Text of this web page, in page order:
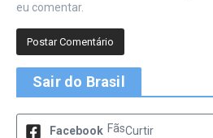
eu comentar.
Sair do Brasil
Facebook FãsCurtir